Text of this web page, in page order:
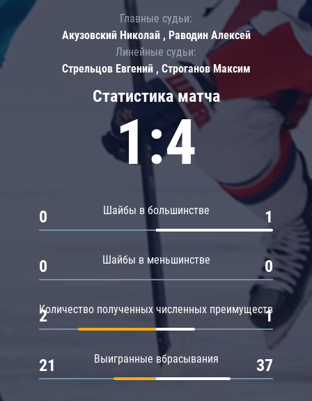
Статистика матча
1:4
Шайбы в большинстве
0 1
Шайбы в меньшинстве
0 0
Количество полученных численных преимуществ
2 1
Выигранные вбрасывания
21 37
Главные судьи:
Акузовский Николай , Раводин Алексей
Линейные судьи:
Стрельцов Евгений , Строганов Максим